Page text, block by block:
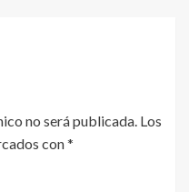
no será publicada. Los
con*